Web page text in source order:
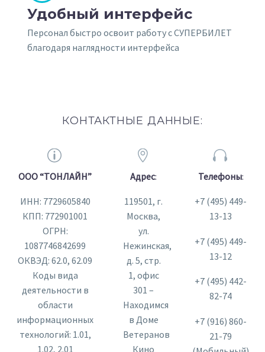
Удобный интерфейс
Персонал быстро освоит работу с СУПЕРБИЛЕТ
благодаря наглядности интерфейса
КОНТАКТНЫЕ ДАННЫЕ:
p
p
ООО “ТОНЛАЙН”
ИНН: 7729605840
КПП: 772901001
ОГРН:
1087746842699
ОКВЭД: 62.0, 62.09
Коды вида
деятельности в
области
информационных
технологий: 1.01,
1.02, 2.01


Адрес:
119501, г.
Москва,
ул.
Нежинская,
д. 5, стр.
1, офис
301 –
Находимся
в Доме
Ветеранов
Кино


Телефоны:
+7 (495) 449-
13-13
+7 (495) 449-
13-12
+7 (495) 442-
82-74
+7 (916) 860-
21-79